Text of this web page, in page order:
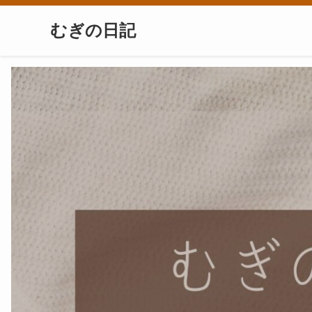
むぎの日記